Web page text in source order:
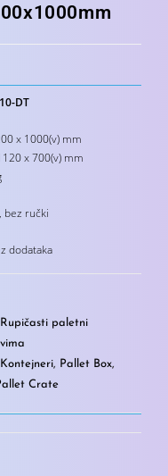
DT
x 1000(v) mm
x 700(v) mm
bez ručki
dodataka
Rupičasti paletni
, Pallet Box,
Crate